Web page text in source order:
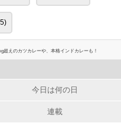
超えのカツカレーや、本格インドカレーも！
今日は何の日
連載